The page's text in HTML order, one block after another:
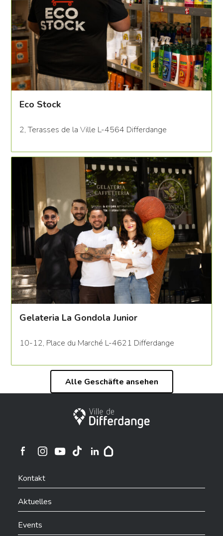
Eco Stock
2, Terasses de la Ville L-4564 Differdange
Gelateria La Gondola Junior
10-12, Place du Marché L-4621 Differdange
Alle Geschäfte ansehen
Stadt Differdingen
Ville de Differdange sur Instagram
Kontakt
Aktuelles
Events